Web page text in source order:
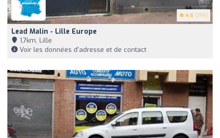
4.6 (199)
Lead Malin - Lille Europe
1,7km, Lille
Voir les données d'adresse et de contact